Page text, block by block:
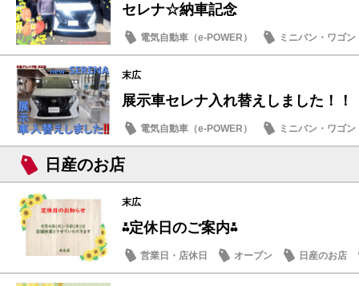
セレナ☆納車記念
電気自動車（e-POWER）
ミニバン・ワゴン
納車式
末広
展示車セレナ入れ替えしました！！
電気自動車（e-POWER）
ミニバン・ワゴン
日産のお店
日産のお店
末広
⁂定休日のご案内⁂
営業日・店休日 オープン 日産のお店